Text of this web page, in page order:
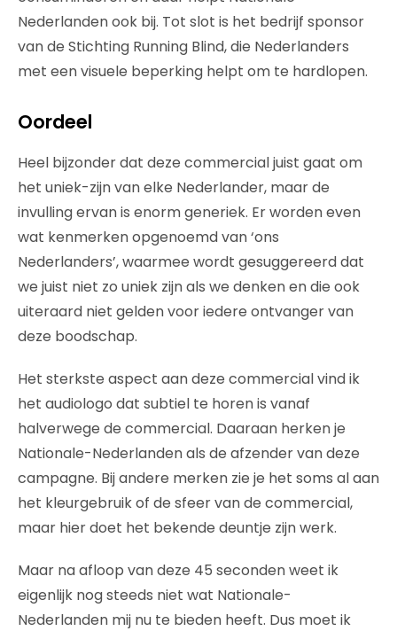
Nederlanden ook bij. Tot slot is het bedrijf sponsor
van de Stichting Running Blind, die Nederlanders
met een visuele beperking helpt om te hardlopen.
Oordeel
Heel bijzonder dat deze commercial juist gaat om
het uniek-zijn van elke Nederlander, maar de
invulling ervan is enorm generiek. Er worden even
wat kenmerken opgenoemd van ‘ons
Nederlanders’, waarmee wordt gesuggereerd dat
we juist niet zo uniek zijn als we denken en die ook
uiteraard niet gelden voor iedere ontvanger van
deze boodschap.
Het sterkste aspect aan deze commercial vind ik
het audiologo dat subtiel te horen is vanaf
halverwege de commercial. Daaraan herken je
Nationale-Nederlanden als de afzender van deze
campagne. Bij andere merken zie je het soms al aan
het kleurgebruik of de sfeer van de commercial,
maar hier doet het bekende deuntje zijn werk.
Maar na afloop van deze 45 seconden weet ik
eigenlijk nog steeds niet wat Nationale-
Nederlanden mij nu te bieden heeft. Dus moet ik